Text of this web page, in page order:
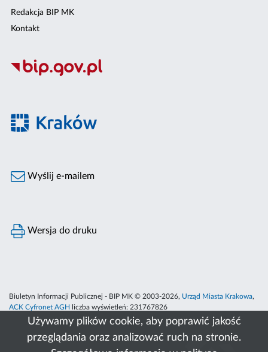
Używamy plików cookie, aby poprawić jakość
przeglądania oraz analizować ruch na stronie.
Redakcja BIP MK
Kontakt
Wyślij e-mailem
Wersja do druku
Biuletyn Informacji Publicznej - BIP MK © 2003-2026, Urząd Miasta Krakowa,
ACK Cyfronet AGH
liczba wyświetleń: 231767826